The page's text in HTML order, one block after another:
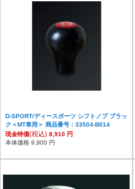
D-SPORT/ディースポーツ シフトノブ ブラッ
ク＜MT車用＞ 商品番号：33504-B014
現金特価(税込) 8,910 円
本体価格 9,900 円